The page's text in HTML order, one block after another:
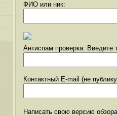
ФИО или ник:
Антиспам проверка: Введите
Контактный E-mail (не
Написать свою версию